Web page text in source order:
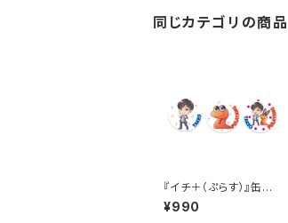
同じカテゴリの商品
『イチ＋（ぷらす）』缶バッ
ジセット
¥990